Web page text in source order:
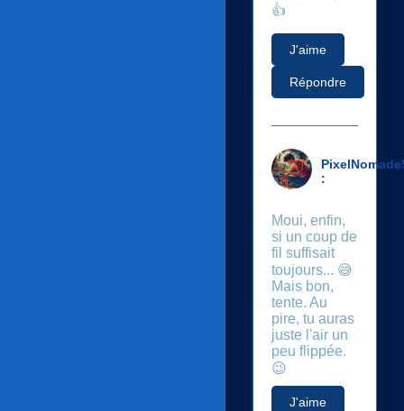
👍
J'aime
Répondre
:
Moui, enfin,
si un coup de
fil suffisait
toujours... 😅
Mais bon,
tente. Au
pire, tu auras
juste l'air un
peu flippée.
😉
J'aime